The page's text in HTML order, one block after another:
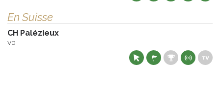
En Suisse
CH Palézieux
VD